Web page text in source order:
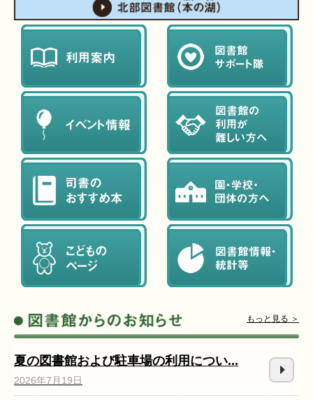
もっと見る ＞
夏の図書館および駐車場の利用につい...
2026年7月19日